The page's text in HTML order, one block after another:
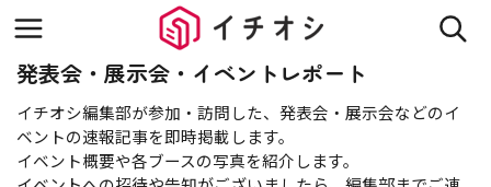
発表会・展示会・イベントレポート
イチオシ編集部が参加・訪問した、発表会・展示会などのイ
ベントの速報記事を即時掲載します。
イベント概要や各ブースの写真を紹介します。